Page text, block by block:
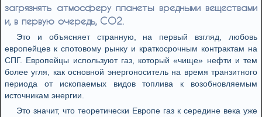
загрязнять атмосферу планеты вредными веществами
и, в первую очередь, СО2.
Это и объясняет странную, на первый взгляд, любовь
европейцев к спотовому рынку и краткосрочным контрактам на
СПГ. Европейцы используют газ, который «чище» нефти и тем
более угля, как основной энергоноситель на время транзитного
периода от ископаемых видов топлива к возобновляемым
источникам энергии.
Это значит, что теоретически Европе газ к середине века уже